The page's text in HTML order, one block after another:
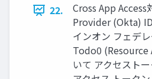
22.
Cross App
Provider (Okta)
インオン フェデ
Todo0 (Resource
いて アクセスト